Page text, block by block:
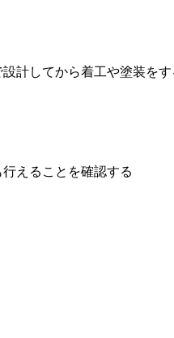
計してから着工や塗装を
えることを確認する